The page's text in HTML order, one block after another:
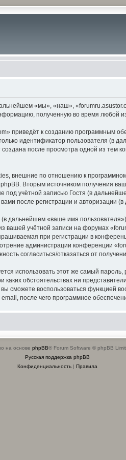
«мы», «наш»,
полученную во время любой
приведёт к созданию программным
идентификатор пользователя (в
после просмотра одной из тем
внешние по отношению к
Вторым источником получения
учётной записью Гостя (в
после регистрации и авторизации
дальнейшем «ваше имя
учётной записи на форумах
при регистрации в
администрации конференции
согласиться/отказаться от
этот же самый пароль,
обстоятельствах ни
сможете воспользоваться функцией
после чего программное
на основе phpBB® Forum Software © phpBB
Русская поддержка phpBB
Конфиденциальность| Правила